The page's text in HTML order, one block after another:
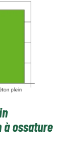
à ossature